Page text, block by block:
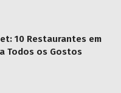
10 Restaurantes em
Todos os Gostos